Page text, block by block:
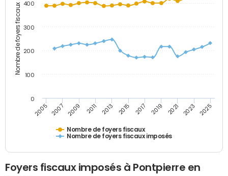
Nombre de foyers fiscaux
Nombre de foyers fiscaux
Nombre de foyers fiscaux imposés
2005 2007 2009 2011 2013 2015 2017 2019 2021 2023 2025
0
100
200
300
400
Foyers fiscaux imposés à Pontpierre en